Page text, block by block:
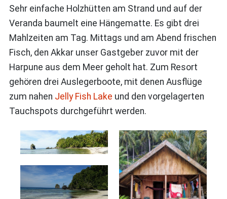
Sehr einfache Holzhütten am Strand und auf der
Veranda baumelt eine Hängematte. Es gibt drei
Mahlzeiten am Tag. Mittags und am Abend frischen
Fisch, den Akkar unser Gastgeber zuvor mit der
Harpune aus dem Meer geholt hat. Zum Resort
gehören drei Auslegerboote, mit denen Ausflüge
zum nahen Jelly Fish Lake und den vorgelagerten
Tauchspots durchgeführt werden.